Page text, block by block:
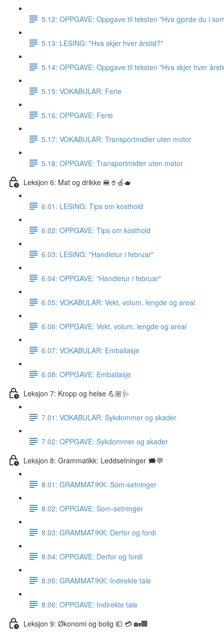
5.12: OPPGAVE: Oppgave til teksten "Hva gjorde du i
5.13: LESING: "Hva skjer hver årstid?"
5.14: OPPGAVE: Oppgave til teksten "Hva skjer hver
5.15: VOKABULAR: Ferie
5.16: OPPGAVE: Ferie
5.17: VOKABULAR: Transportmidler uten motor
5.18: OPPGAVE: Transportmidler uten motor
Leksjon 6: Mat og drikke 🍔🥤🍏🫖
6.01: LESING: Tips om kosthold
6.02: OPPGAVE: Tips om kosthold
6.03: LESING: "Handletur i februar"
6.04: OPPGAVE: "Handletur i februar"
6.05: VOKABULAR: Vekt, volum, lengde og areal
6.06: OPPGAVE: Vekt, volum, lengde og areal
6.07: VOKABULAR: Emballasje
6.08: OPPGAVE: Emballasje
Leksjon 7: Kropp og helse 💪🏼🩺
7.01: VOKABULAR: Sykdommer og skader
7.02: OPPGAVE: Sykdommer og skader
Leksjon 8: Grammatikk: Leddsetninger 🗯💬
8.01: GRAMMATIKK: Som-setninger
8.02: OPPGAVE: Som-setninger
8.03: GRAMMATIKK: Derfor og fordi
8.04: OPPGAVE: Derfor og fordi
8.05: GRAMMATIKK: Indirekte tale
8.06: OPPGAVE: Indirekte tale
Leksjon 9: Økonomi og bolig 💶 💳 🏡🏢